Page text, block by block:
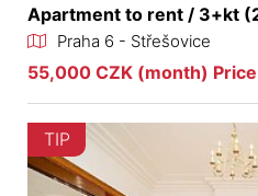
Apartment to rent / 3+kt
Praha 6 - Střešovice
55,000 CZK (month)
TIP